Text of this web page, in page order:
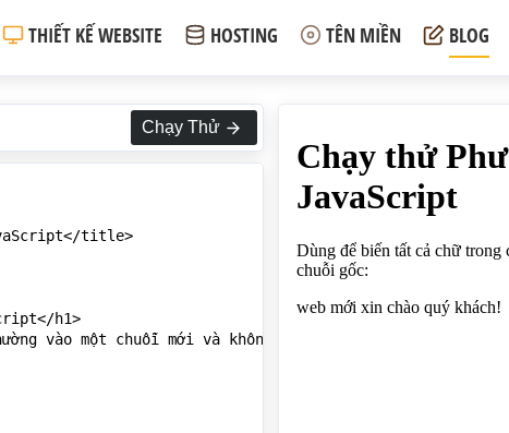
THIẾT KẾ WEBSITE HOSTING TÊN MIỀN BLOG
Chạy Thử
title>
h1>
vào một chuỗi mới và không làm thay đổi chuỗi gốc:</p>